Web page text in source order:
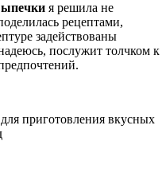
я решила не
рецептами,
задействованы
послужит толчком к